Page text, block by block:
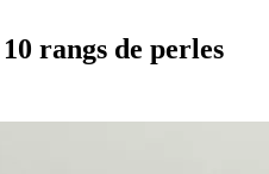
rangs de perles